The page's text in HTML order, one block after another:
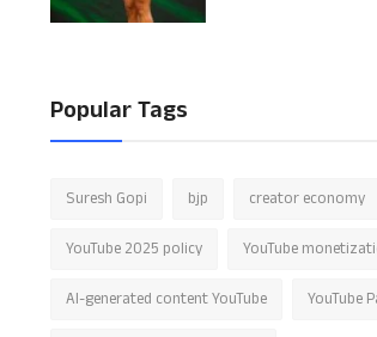
Popular Tags
Suresh Gopi bjp creator economy
YouTube 2025 policy YouTube
AI-generated content YouTube YouTube